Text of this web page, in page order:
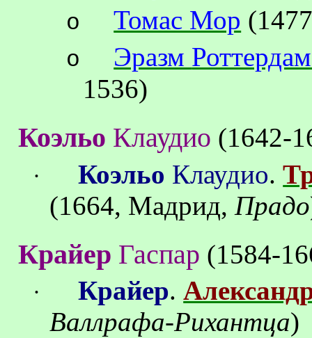
o Томас Мор
o Эразм
1536)
Коэльо Клаудио (1642-
· Коэльо Клаудио.
(1664, Мадрид,Прадо
Крайер Гаспар (1584-
· Крайер.
Валлрафа-Рихантца)